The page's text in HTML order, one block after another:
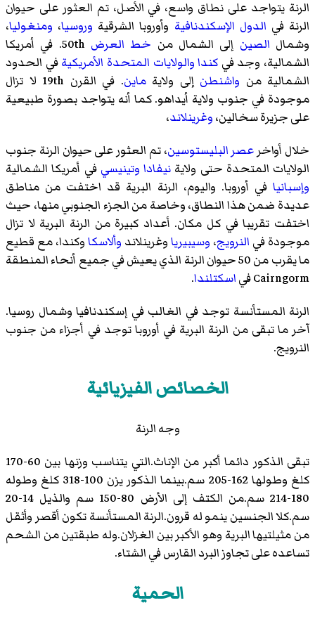
الرنة يتواجد على نطاق واسع، في الأصل، تم العثور على حيوان
الرنة في الدول الإسكندنافية وأوروبا الشرقية وروسيا، ومنغوليا،
وشمال الصين إلى الشمال من خط العرض
50th. في أمريكا
الشمالية، وجد في كنداوالولايات المتحدة الأمريكيةفي الحدود
الشمالية من واشنطن إلى ولايةماين
. في القرن 19th لا تزال
موجودة في جنوب ولاية أيداهو. كما أنه يتواجد بصورة طبيعية
على جزيرة سخالين،وغرينلاند،
خلال أواخر عصر البليستوسين، تم العثور على حيوان الرنة جنوب
الولايات المتحدة حتى ولاية نيفادا وتينيسي في أمريكا الشمالية
وإسبانيا في أوروبا. واليوم، الرنة البرية قد اختفت من مناطق
عديدة ضمن هذا النطاق، وخاصة من الجزء الجنوبي منها، حيث
اختفت تقريبا في كل مكان. أعداد كبيرة من الرنة البرية لا تزال
موجودة في النرويج، وسيبيرياوغرينلاند وألاسكاوكندا، مع قطيع
ما يقرب من 50 حيوان الرنة الذي يعيش في جميع أنحاء المنطقة
Cairngorm في
اسكتلندا.
الرنة المستأنسة توجد في الغالب في إسكندنافيا وشمال روسيا.
آخر ما تبقى من الرنة البرية في أوروبا توجد في أجزاء من جنوب
النرويج.
الخصائص الفيزيائية
وجه الرنة
تبقى الذكور دائما أكبر من الإناث.التي يتناسب وزنها بين 60-170
كلغ وطولها 162-205 سم.بينما الذكور يزن 100-318 كلغ وطوله
180-214 سم.من الكتف إلى الأرض 80-150 سم والذيل 14-20
سم.كلا الجنسين ينمو له قرون.الرنة المستأنسة تكون أقصر وأثقل
من مثيلتيها البرية وهو الأكبر بين الغزلان.وله طبقتين من الشحم
تساعده على تجاوز البرد القارس في الشتاء.
الحمية